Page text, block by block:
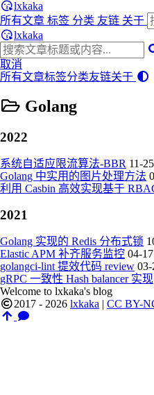
lxkaka
所有文章 标签 分类 友链 关于
lxkaka
取消
所有文章标签分类友链关于
Golang
2022
系统自适应限流算法-BBR 11-25
Golang 中实用的图片处理方法
利用 Casbin 高效实现基于
2021
Golang 实现的 Redis 分布式锁
Elastic APM 补齐服务监控 04-17
golangci-lint 提效代码 review 03-
gRPC 一致性 Hash balancer 实现
Welcome to lxkaka's blog
2017 - 2026 lxkaka | CC BY-